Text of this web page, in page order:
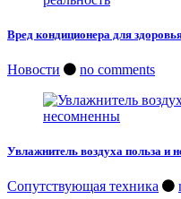
Вред кондиционера для
Новости no comments
Увлажнитель воздуха польза и
Сопутствующая техника